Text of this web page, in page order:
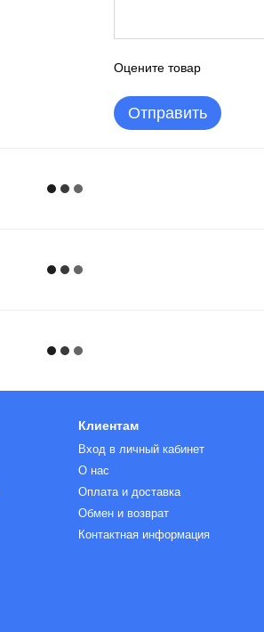
Оцените товар
Отправить
Клиентам
Вход в личный кабинет
О нас
Оплата и доставка
Обмен и возврат
Контактная информация